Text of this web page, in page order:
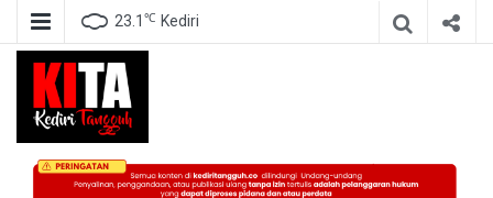
23.1 ℃ Kediri
Kediri Tangguh
Berita Akurat Terpercaya